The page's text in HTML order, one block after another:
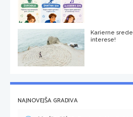
Karierne
interese!
NAJNOVEJŠA GRADIVA